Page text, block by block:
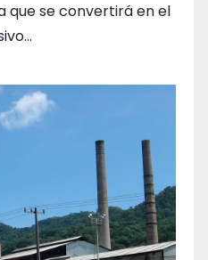
que se convertirá en el